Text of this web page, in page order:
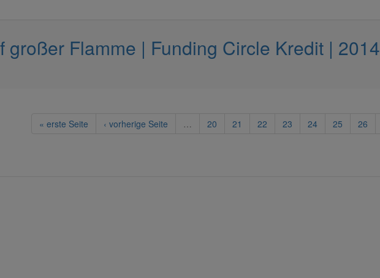
großer Flamme | Funding Circle Kredit | 2014
« erste Seite ‹ vorherige Seite … 20 21 22 23 24 25 26